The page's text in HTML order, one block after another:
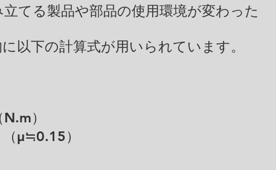
てる製品や部品の使用環境が変わった
以下の計算式が用いられています。
）
μ≒0.15）